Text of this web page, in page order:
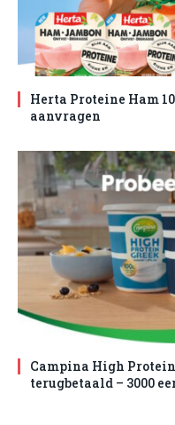
Herta Proteine Ham
aanvragen
Campina High
terugbetaald – 3000